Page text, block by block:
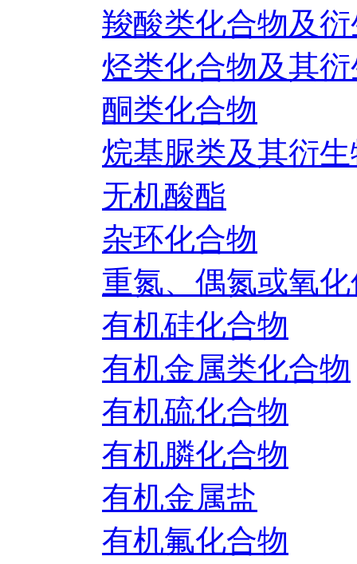
羧酸类化合物及
烃类化合物及其
酮类化合物
烷基脲类及其衍
无机酸酯
杂环化合物
重氮、偶氮或氧
有机硅化合物
有机金属类化合物
有机硫化合物
有机膦化合物
有机金属盐
有机氟化合物